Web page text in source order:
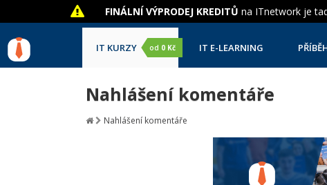
FINÁLNÍ VÝPRODEJ KREDITŮ na ITnetwork je
IT KURZY od 0 Kč IT E-LEARNING
Nahlášení komentáře
Nahlášení komentáře